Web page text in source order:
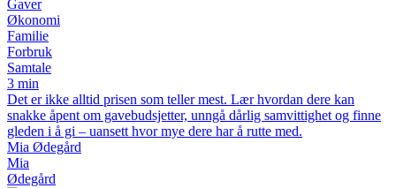
Gaver
Økonomi
Familie
Forbruk
Samtale
3 min
Det er ikke alltid prisen som teller mest. Lær hvordan dere kan
snakke åpent om gavebudsjetter, unngå dårlig samvittighet og finne
gleden i å gi – uansett hvor mye dere har å rutte med.
Mia Ødegård
Mia
Ødegård